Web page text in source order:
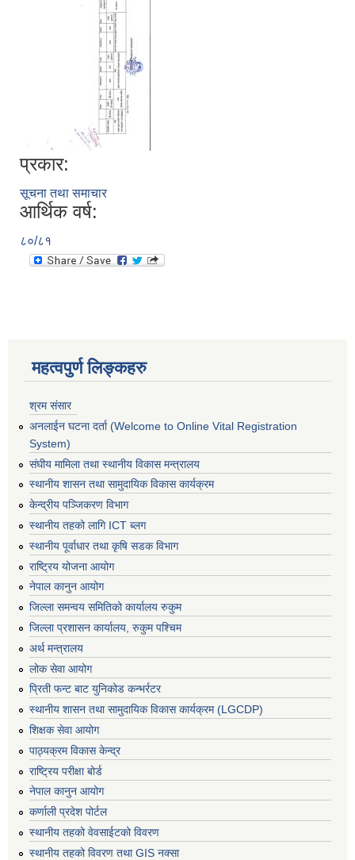
प्रकार:
सूचना तथा समाचार
आर्थिक वर्ष:
८०/८१
महत्वपुर्ण लिङ्कहरु
श्रम संसार
अनलाईन घटना दर्ता (Welcome to Online Vital Registration
System)
संघीय मामिला तथा स्थानीय विकास मन्त्रालय
स्थानीय शासन तथा सामुदायिक विकास कार्यक्रम
केन्द्रीय पञ्जिकरण विभाग
स्थानीय तहको लागि ICT ब्लग
स्थानीय पूर्वाधार तथा कृषि सडक विभाग
राष्ट्रिय योजना आयोग
नेपाल कानुन आयोग
जिल्ला समन्वय समितिको कार्यालय रुकुम
जिल्ला प्रशासन कार्यालय, रुकुम पश्चिम
अर्थ मन्त्रालय
लोक सेवा आयोग
प्रिती फन्ट बाट युनिकोड कन्भर्रटर
स्थानीय शासन तथा सामुदायिक विकास कार्यक्रम (LGCDP)
शिक्षक सेवा आयोग
पाठ्यक्रम विकास केन्द्र
राष्ट्रिय परीक्षा बोर्ड
नेपाल कानुन आयोग
कर्णाली प्रदेश पोर्टल
स्थानीय तहको वेवसाईटको विवरण
स्थानीय तहको विवरण तथा GIS नक्सा